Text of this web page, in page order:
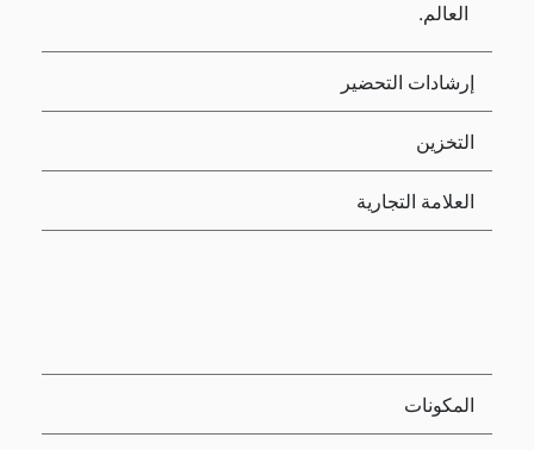
العالم.
إرشادات التحضير
التخزين
العلامة التجارية
المكونات